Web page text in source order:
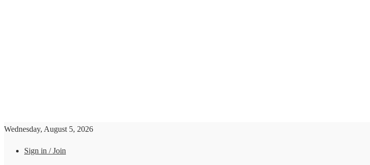
Wednesday, August 5, 2026
Sign in / Join